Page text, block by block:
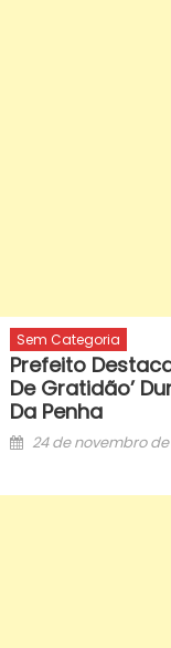
Sem Categoria
Prefeito
De Gratidão’
Da Penha
Posted
24 de novembro de